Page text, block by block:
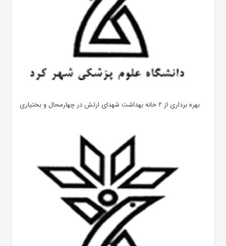
بهره ‌برداری از ۲ خانه بهداشت شهدای ارتش در چهارمحال و بختیاری